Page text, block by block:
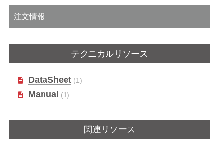
注文情報
テクニカルリソース
DataSheet(1)
Manual (1)
関連リソース